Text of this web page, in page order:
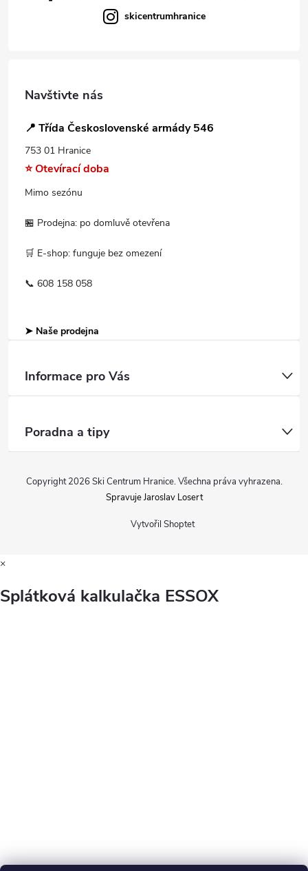
skicentrumhranice
Navštivte nás
📍 Třída Československé armády 546
753 01 Hranice
⭐ Otevírací doba
Mimo sezónu
🏪 Prodejna: po domluvě otevřena
🛒 E-shop: funguje bez omezení
📞 608 158 058
➤ Naše prodejna
Informace pro Vás
Poradna a tipy
Vytvořil Shoptet
Copyright 2026 Ski Centrum Hranice. Všechna práva vyhrazena.
Spravuje Jaroslav Losert
×
Splátková kalkulačka ESSOX